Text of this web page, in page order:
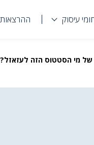
עיסוק
של מי הסטטוס הזה לעזאזל?